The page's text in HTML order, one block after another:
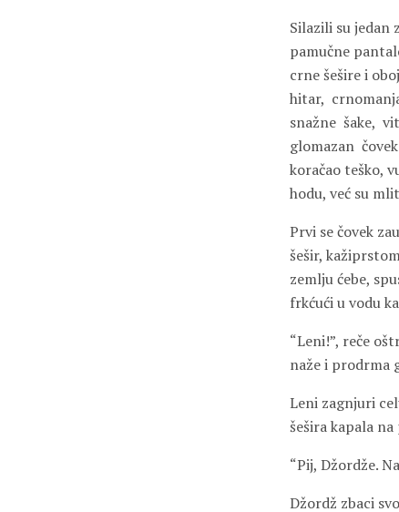
Silazili su jedan
pamučne
crne šešire i
hitar,
snažne šake,
glomazan čovek
koračao teško,
hodu, već su
Prvi se čovek
šešir,
zemlju ćebe,
frkćući u vodu
“Leni!”, reče
naže i prodrma
Leni zagnjuri
šešira kapala
“Pij, Džordže.
Džordž zbaci